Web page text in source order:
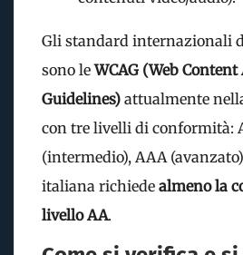
Gli standard internazionali
sono leWCAG (Web
Guidelines) attualmente
con tre livelli di conformità:
(intermedio), AAA
italiana richiede almeno la
livello AA.